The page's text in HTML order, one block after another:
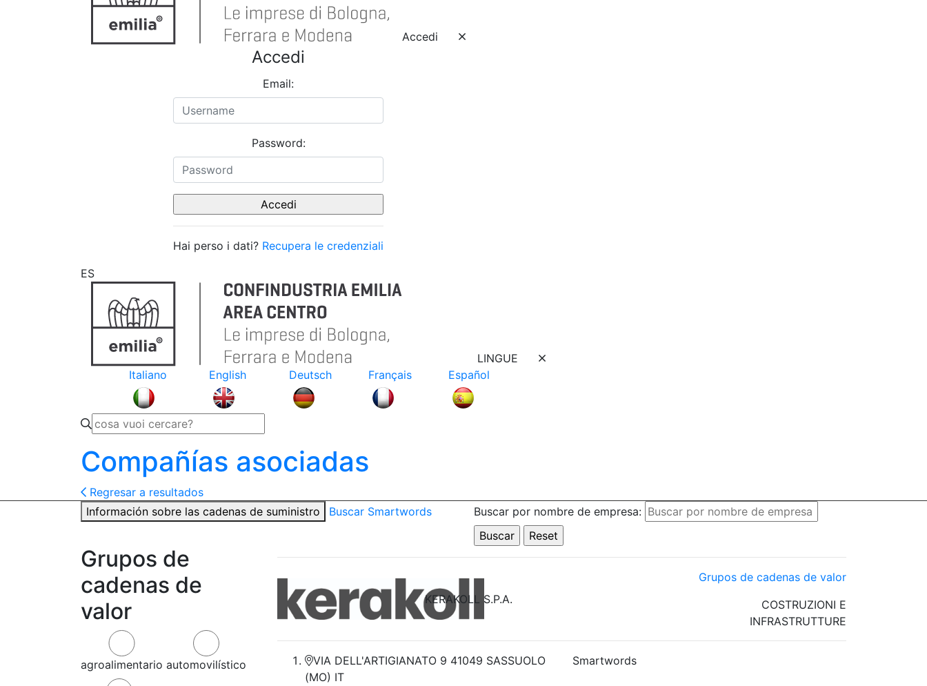
Accedi
Accedi
Email:
Password:
Hai perso i dati? Recupera le credenziali
ES
LINGUE
Italiano
English Deutsch Français Español
Compañías asociadas
Regresar a resultados
Información sobre las cadenas de suministro
Buscar Smartwords Buscar por nombre de empresa:
Grupos de
cadenas de
valor
agroalimentario automovilístico
KERAKOLL S.P.A.
Grupos de cadenas de valor
COSTRUZIONI E
INFRASTRUTTURE
VIA DELL'ARTIGIANATO 9 41049 SASSUOLO
(MO) IT
Smartwords